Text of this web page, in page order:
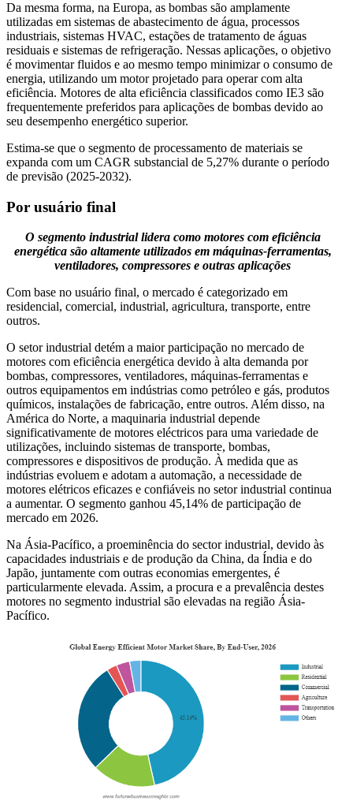
Da mesma forma, na Europa, as bombas são amplamente
utilizadas em sistemas de abastecimento de água, processos
industriais, sistemas HVAC, estações de tratamento de águas
residuais e sistemas de refrigeração. Nessas aplicações, o objetivo
é movimentar fluidos e ao mesmo tempo minimizar o consumo de
energia, utilizando um motor projetado para operar com alta
eficiência. Motores de alta eficiência classificados como IE3 são
frequentemente preferidos para aplicações de bombas devido ao
seu desempenho energético superior.
Estima-se que o segmento de processamento de materiais se
expanda com um CAGR substancial de 5,27% durante o período
de previsão (2025-2032).
Por usuário final
O segmento industrial lidera como motores com eficiência
energética são altamente utilizados em máquinas-ferramentas,
ventiladores, compressores e outras aplicações
Com base no usuário final, o mercado é categorizado em
residencial, comercial, industrial, agricultura, transporte, entre
outros.
O setor industrial detém a maior participação no mercado de
motores com eficiência energética devido à alta demanda por
bombas, compressores, ventiladores, máquinas-ferramentas e
outros equipamentos em indústrias como petróleo e gás, produtos
químicos, instalações de fabricação, entre outros. Além disso, na
América do Norte, a maquinaria industrial depende
significativamente de motores eléctricos para uma variedade de
utilizações, incluindo sistemas de transporte, bombas,
compressores e dispositivos de produção. À medida que as
indústrias evoluem e adotam a automação, a necessidade de
motores elétricos eficazes e confiáveis ​​no setor industrial continua
a aumentar. O segmento ganhou 45,14% de participação de
mercado em 2026.
Na Ásia-Pacífico, a proeminência do sector industrial, devido às
capacidades industriais e de produção da China, da Índia e do
Japão, juntamente com outras economias emergentes, é
particularmente elevada. Assim, a procura e a prevalência destes
motores no segmento industrial são elevadas na região Ásia-
Pacífico.